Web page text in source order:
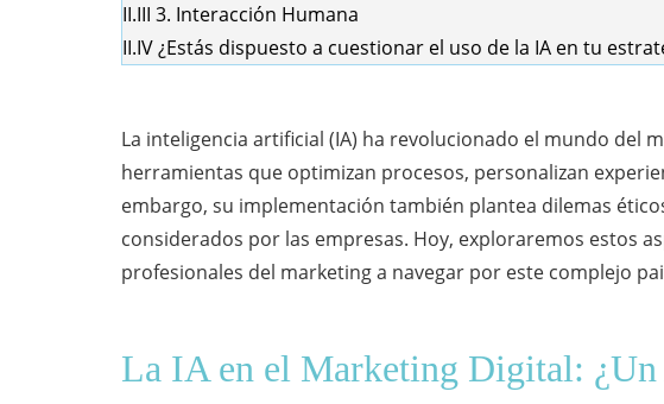
II.III 3. Interacción Humana
II.IV¿Estás dispuesto a cuestionar el uso de la IA en tu
La inteligencia artificial (IA) ha revolucionado el mundo del
herramientas que optimizan procesos, personalizan
embargo, su implementación también plantea dilemas
considerados por las empresas. Hoy, exploraremos estos
profesionales del marketing a navegar por este complejo
La IA en el Marketing Digital: ¿Un